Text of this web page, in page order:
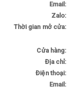
Email:
Zalo:
Thời gian mở cửa:
Cửa hàng:
Địa chỉ:
Điện thoại:
Email: